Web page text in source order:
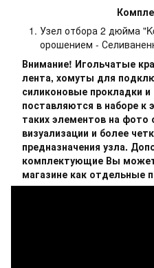
Узел отбора 2 дюйма
орошением -
Внимание! Игольчатые
лента, хомуты для
силиконовые прокладки
поставляются в наборе к
таких элементов на
визуализации и более
предназначения узла.
комплектующие Вы
магазине как отдельные